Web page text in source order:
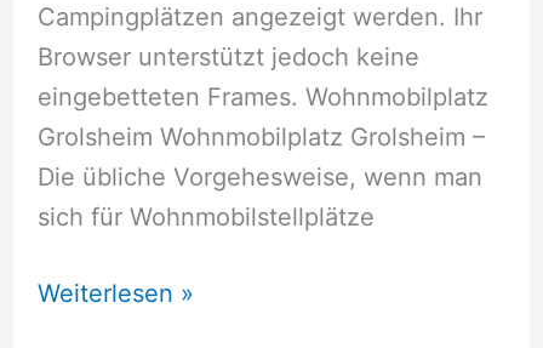
Campingplätzen angezeigt werden. Ihr
Browser unterstützt jedoch keine
eingebetteten Frames. Wohnmobilplatz
Grolsheim Wohnmobilplatz Grolsheim –
Die übliche Vorgehesweise, wenn man
sich für Wohnmobilstellplätze
Wohnmobilstellplätze
Weiterlesen »